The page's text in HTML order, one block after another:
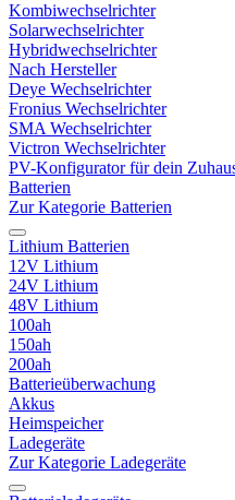
Kombiwechselrichter
Solarwechselrichter
Hybridwechselrichter
Nach Hersteller
Deye Wechselrichter
Fronius Wechselrichter
SMA Wechselrichter
Victron Wechselrichter
PV-Konfigurator für dein
Batterien
Zur Kategorie Batterien
Lithium Batterien
12V Lithium
24V Lithium
48V Lithium
100ah
150ah
200ah
Batterieüberwachung
Akkus
Heimspeicher
Ladegeräte
Zur Kategorie Ladegeräte